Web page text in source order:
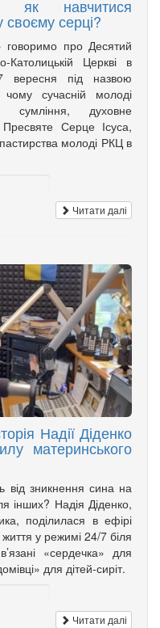
як навчитися
своєму серці?
про Десятий
Церкві в
вересня під назвою
сучасній молоді
сумління, духовне
Серце Ісуса,
молоді РКЦ в
Читати далі
Надії Діденко
материнського
від зникнення сина на
інших? Надія Діденко,
поділилася в ефірі
у режимі 24/7 біля
«сердечка» для
для дітей-сиріт.
Читати далі